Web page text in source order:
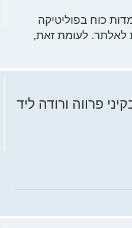
כוח בפוליטיקה
לאלתר. לעומת זאת,
פרווה ורודה ליד